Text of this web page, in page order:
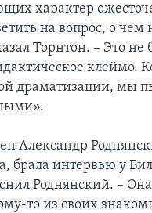
характер
на вопрос, о
Торнтон. – Это не
клеймо.
драматизации, мы
Александр
брала интервью у
Роднянский. –
то из своих